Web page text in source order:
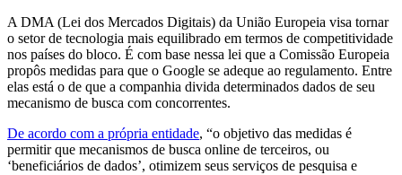
A DMA (Lei dos Mercados Digitais) da União Europeia visa tornar
o setor de tecnologia mais equilibrado em termos de competitividade
nos países do bloco. É com base nessa lei que a Comissão Europeia
propôs medidas para que o Google se adeque ao regulamento. Entre
elas está o de que a companhia divida determinados dados de seu
mecanismo de busca com concorrentes.
De acordo com a própria entidade, “o objetivo das medidas é
permitir que mecanismos de busca online de terceiros, ou
‘beneficiários de dados’, otimizem seus serviços de pesquisa e